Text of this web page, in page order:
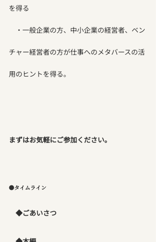
を得る
・一般企業の方、中小企業の経営者、ベン
チャー経営者の方が仕事へのメタバースの活
用のヒントを得る。
まずはお気軽にご参加ください。
●タイムライン
◆ごあいさつ